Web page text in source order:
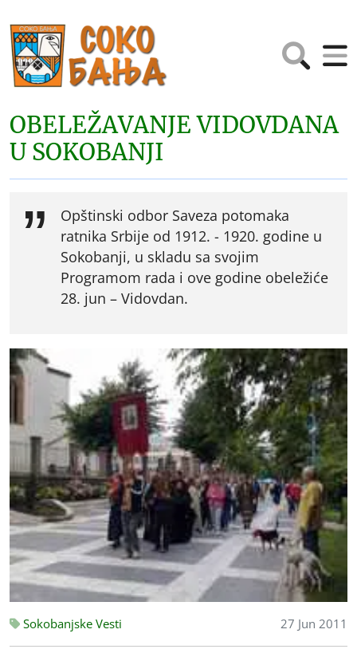
OBELEŽAVANJE VIDOVDANA
U SOKOBANJI
Opštinski odbor Saveza potomaka
ratnika Srbije od 1912. - 1920. godine u
Sokobanji, u skladu sa svojim
Programom rada i ove godine obeležiće
28. jun – Vidovdan.
Sokobanjske Vesti 27 Jun 2011